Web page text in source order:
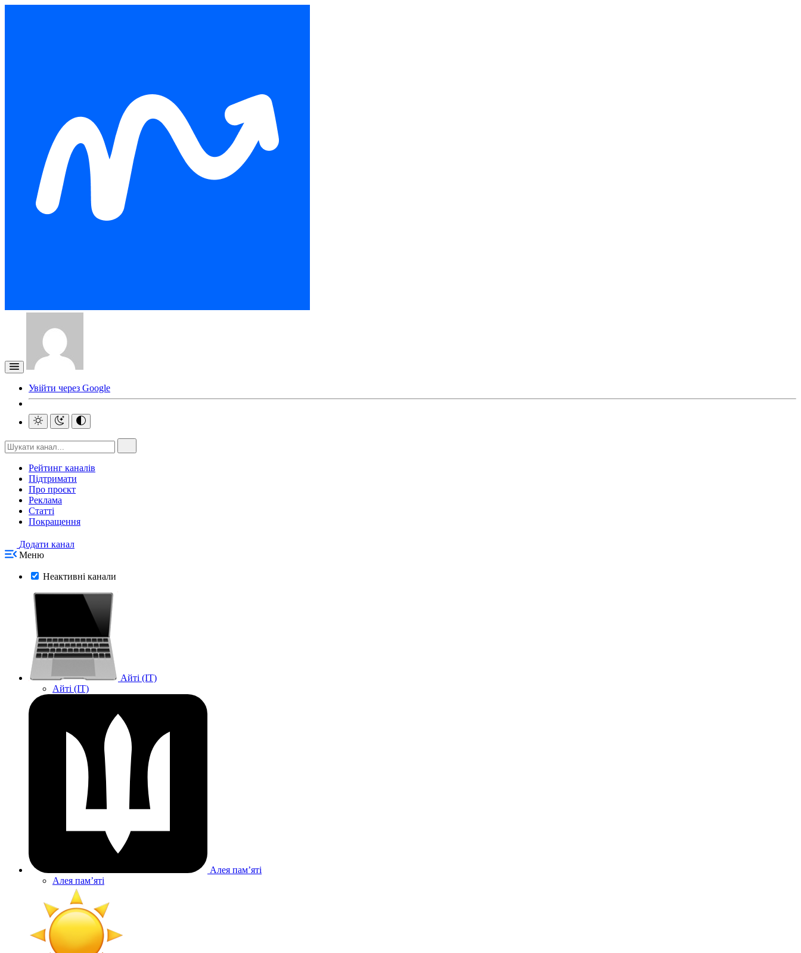
Увійти через Google
Рейтинг каналів
Підтримати
Про проєкт
Реклама
Статті
Покращення
Додати канал
Меню
Неактивні канали
Айті (IT)
Айті (IT)
Алея памʼяті
Алея памʼяті